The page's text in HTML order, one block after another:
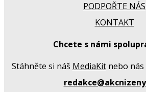
PODPOŘTE NÁS
KONTAKT
Chcete s námi
Stáhněte si náš MediaKitnebo nás